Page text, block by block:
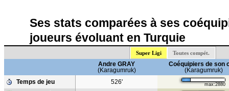
Ses stats comparées à ses
joueurs évoluant en Turquie
Super Ligi Toutes compét.
Andre GRAY
(Karagumruk)
Coéquipiers de son
(Karagumruk)
Temps de jeu
526' max:2880